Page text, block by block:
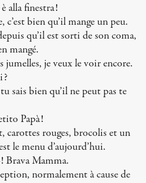
alla finestra!
bien qu’il mange un peu.
qu’il est sorti de son coma,
mangé.
je veux le voir encore.
sais bien qu’il ne peut pas te
Papà!
carottes rouges, brocolis et un
le menu d’aujourd’hui.
Brava Mamma.
normalement à cause de